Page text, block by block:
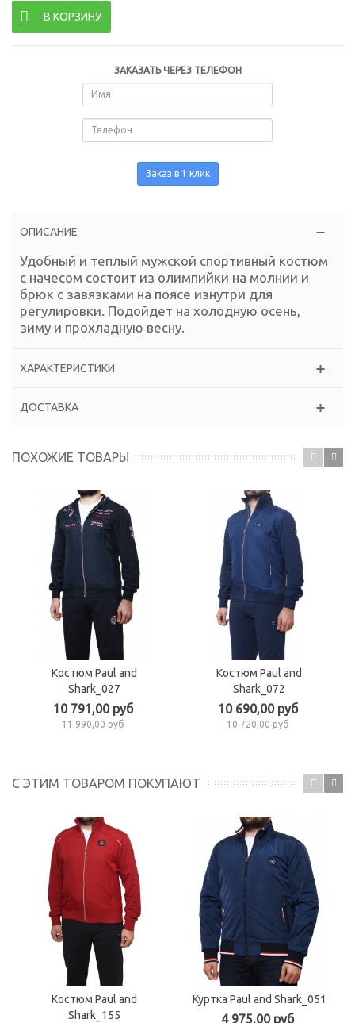
В КОРЗИНУ
ЗАКАЗАТЬ ЧЕРЕЗ ТЕЛЕФОН
Заказ в 1 клик
ОПИСАНИЕ
Удобный и теплый мужской спортивный костюм
с начесом состоит из олимпийки на молнии и
брюк с завязками на поясе изнутри для
регулировки. Подойдет на холодную осень,
зиму и прохладную весну.
ХАРАКТЕРИСТИКИ
ДОСТАВКА
ПОХОЖИЕ ТОВАРЫ
Костюм Paul and
Shark_027
10 791,00 руб
11 990,00 руб
Костюм Paul and
Shark_072
10 690,00 руб
10 720,00 руб
С ЭТИМ ТОВАРОМ ПОКУПАЮТ
Костюм Paul and
Shark_155
Куртка Paul and Shark_051
4 975,00 руб